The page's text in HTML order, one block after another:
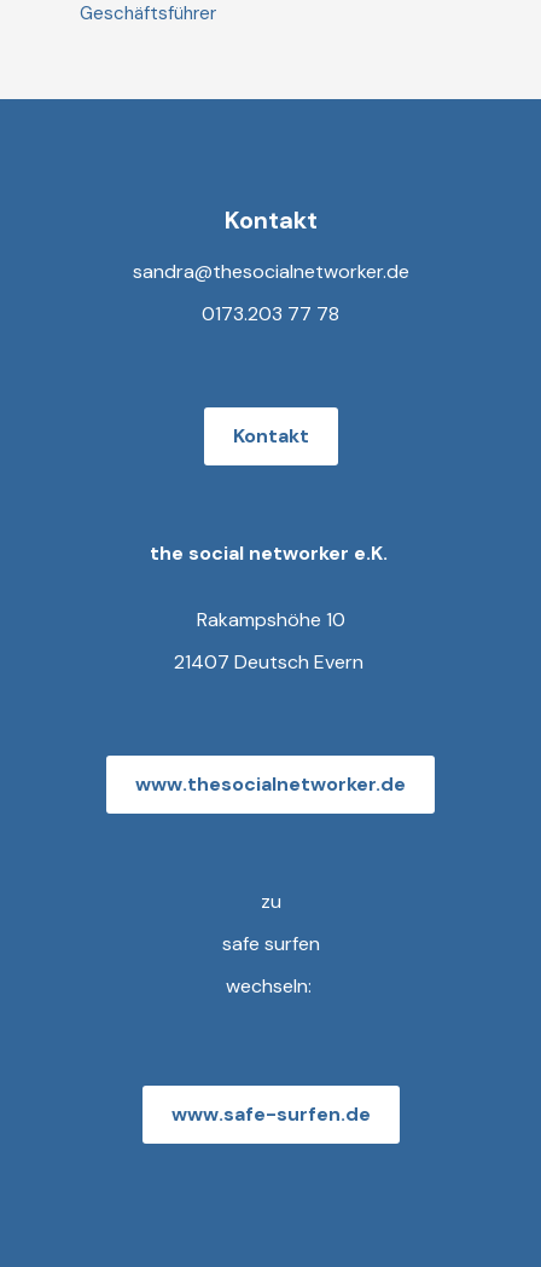
Geschäftsführer
Kontakt
sandra@thesocialnetworker.de
0173.203 77 78
Kontakt
the social networker e.K.
Rakampshöhe 10
21407 Deutsch Evern
www.thesocialnetworker.de
zu
safe surfen
wechseln:
www.safe-surfen.de